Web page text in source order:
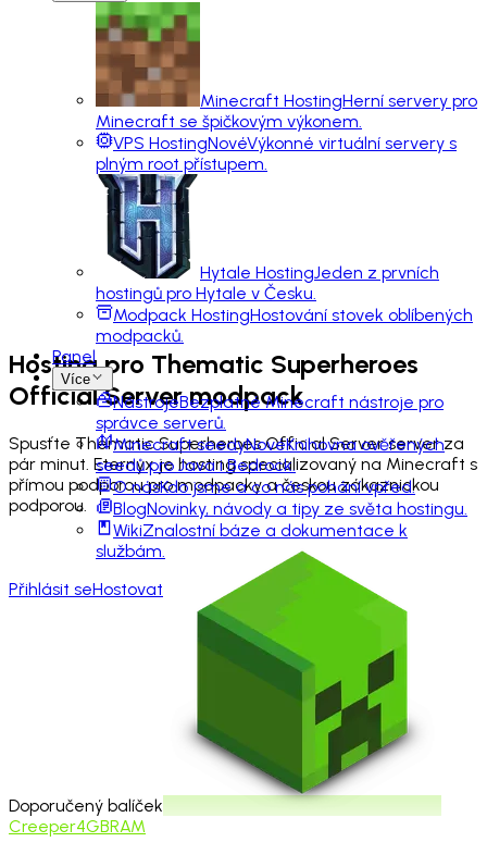
Minecraft HostingHerní servery pro
Minecraft se špičkovým výkonem.
VPS HostingNovéVýkonné virtuální servery s
plným root přístupem.
Hytale HostingJeden z prvních
hostingů pro Hytale v Česku.
Modpack HostingHostování stovek oblíbených
modpacků.
Panel
Více
NástrojeBezplatné Minecraft nástroje pro
správce serverů.
Minecraft seedyNovéKnihovna ověřených
seedů pro Java i Bedrock.
O násKdo jsme a co nás pohání vpřed.
BlogNovinky, návody a tipy ze světa hostingu.
WikiZnalostní báze a dokumentace k
službám.
Přihlásit seHostovat
Hosting pro Thematic Superheroes
Official Servermodpack
Spusťte Thematic Superheroes Official Server server za
pár minut. Eternyx je hosting specializovaný na Minecraft s
přímou podporou pro modpacky a českou zákaznickou
podporou.
Doporučený balíček
Creeper4GBRAM